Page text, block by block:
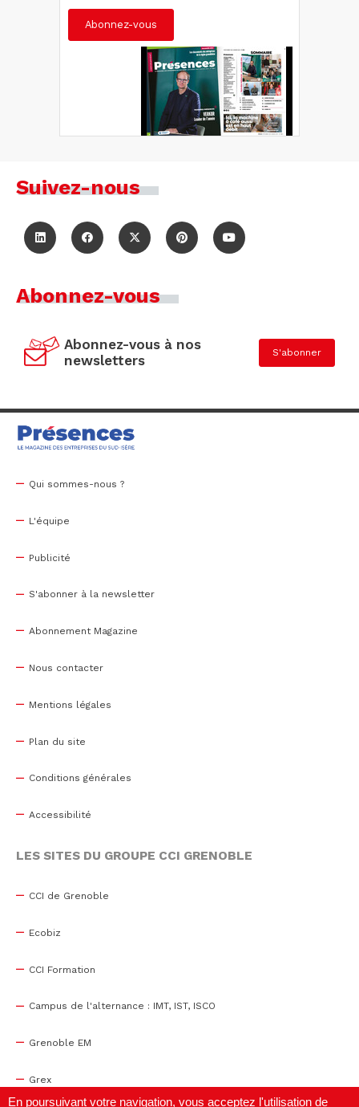
Abonnez-vous
Suivez-nous
Abonnez-vous
Abonnez-vous à nos
newsletters
S'abonner
Qui sommes-nous ?
L'équipe
Publicité
S'abonner à la newsletter
Abonnement Magazine
Nous contacter
Mentions légales
Plan du site
Conditions générales
Accessibilité
LES SITES DU GROUPE CCI GRENOBLE
CCI de Grenoble
Ecobiz
CCI Formation
Campus de l'alternance : IMT, IST, ISCO
Grenoble EM
Grex
En poursuivant votre navigation, vous acceptez l'utilisation de